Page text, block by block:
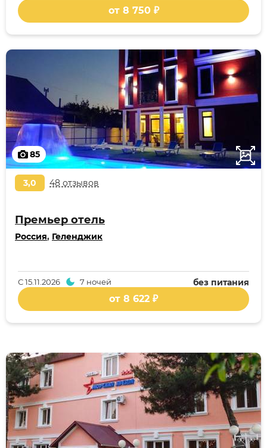
от 8 750 ₽
85
3,0 48 отзывов
Премьер отель
Россия, Геленджик
без питания
С15.11.2026 7 ночей
от 8 622 ₽